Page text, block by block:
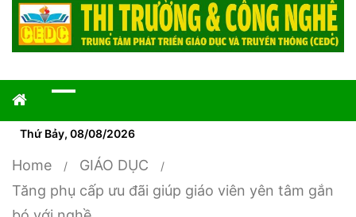
Thứ Bảy, 08/08/2026
Home
GIÁO DỤC
Tăng phụ cấp ưu đãi giúp giáo viên yên tâm gắn